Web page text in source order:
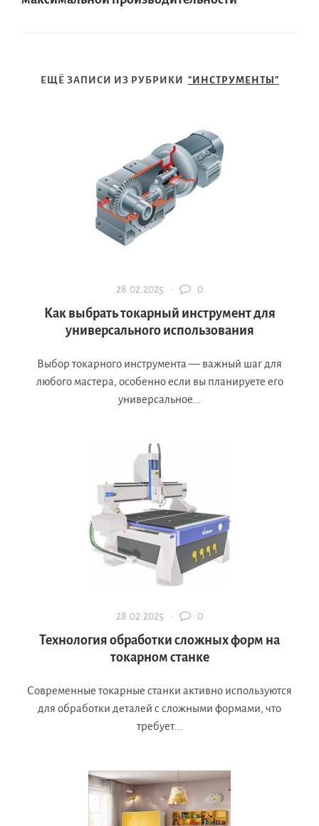
ЕЩЁ ЗАПИСИ ИЗ РУБРИКИ "ИНСТРУМЕНТЫ"
28.02.2025 · 0
Как выбрать токарный инструмент для
универсального использования
Выбор токарного инструмента — важный шаг для
любого мастера, особенно если вы планируете его
универсальное...
28.02.2025 · 0
Технология обработки сложных форм на
токарном станке
Современные токарные станки активно используются
для обработки деталей с сложными формами, что
требует...